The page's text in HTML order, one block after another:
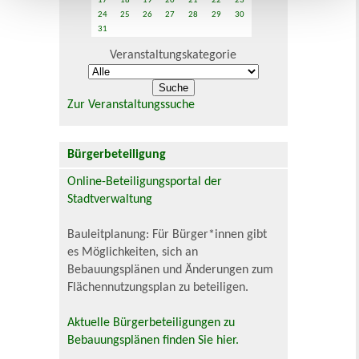
24
25 26 27 28 29
30
31
Veranstaltungskategorie
Zur Veranstaltungssuche
Bürgerbeteiligung
Online-Beteiligungsportal der
Stadtverwaltung
Bauleitplanung: Für Bürger*innen gibt
es Möglichkeiten, sich an
Bebauungsplänen und Änderungen zum
Flächennutzungsplan zu beteiligen.
Aktuelle Bürgerbeteiligungen zu
Bebauungsplänen finden Sie hier.